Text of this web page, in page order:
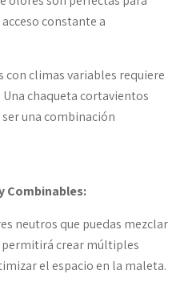
constante a
con climas variables requiere
Una chaqueta cortavientos
una combinación
Combinables:
neutros que puedas mezclar
crear múltiples
el espacio en la maleta.